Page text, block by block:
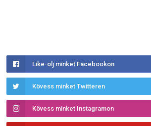
Like-olj minket Facebookon
Kövess minket Twitteren
Kövess minket Instagramon